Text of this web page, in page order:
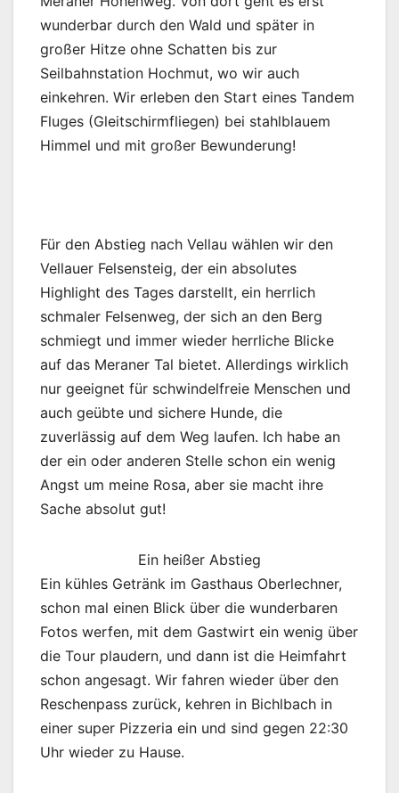
wunderbar durch den Wald und später in
großer Hitze ohne Schatten bis zur
Seilbahnstation Hochmut, wo wir auch
einkehren. Wir erleben den Start eines Tandem
Fluges (Gleitschirmfliegen) bei stahlblauem
Himmel und mit großer Bewunderung!
Für den Abstieg nach Vellau wählen wir den
Vellauer Felsensteig, der ein absolutes
Highlight des Tages darstellt, ein herrlich
schmaler Felsenweg, der sich an den Berg
schmiegt und immer wieder herrliche Blicke
auf das Meraner Tal bietet. Allerdings wirklich
nur geeignet für schwindelfreie Menschen und
auch geübte und sichere Hunde, die
zuverlässig auf dem Weg laufen. Ich habe an
der ein oder anderen Stelle schon ein wenig
Angst um meine Rosa, aber sie macht ihre
Sache absolut gut!
Ein heißer Abstieg
Ein kühles Getränk im Gasthaus Oberlechner,
schon mal einen Blick über die wunderbaren
Fotos werfen, mit dem Gastwirt ein wenig über
die Tour plaudern, und dann ist die Heimfahrt
schon angesagt. Wir fahren wieder über den
Reschenpass zurück, kehren in Bichlbach in
einer super Pizzeria ein und sind gegen 22:30
Uhr wieder zu Hause.